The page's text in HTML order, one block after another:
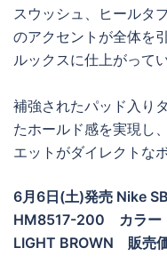
スウッシュ、ヒールタ
のアクセントが全体を
ルックスに仕上がってい
補強されたパッド入り
たホールド感を実現し
エットがダイレクトな
6月6日(土)発売 Nike
HM8517-200 カラー
LIGHT BROWN
販売